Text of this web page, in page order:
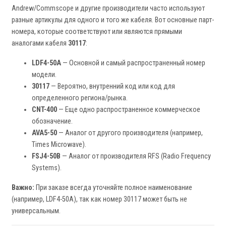
Andrew/Commscope и другие производители часто используют
разные артикулы для одного и того же кабеля. Вот основные парт-
номера, которые соответствуют или являются прямыми
аналогами кабеля 30117:
LDF4-50A — Основной и самый распространенный номер
модели.
30117 — Вероятно, внутренний код или код для
определенного региона/рынка.
CNT-400 — Еще одно распространенное коммерческое
обозначение.
AVA5-50 — Аналог от другого производителя (например,
Times Microwave).
FSJ4-50B — Аналог от производителя RFS (Radio Frequency
Systems).
Важно: При заказе всегда уточняйте полное наименование
(например, LDF4-50A), так как номер 30117 может быть не
универсальным.